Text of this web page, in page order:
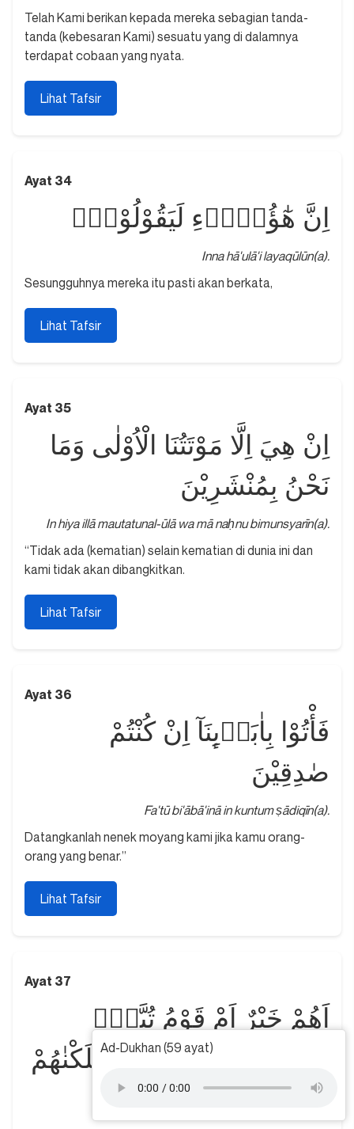
Telah Kami berikan kepada mereka sebagian tanda-
tanda (kebesaran Kami) sesuatu yang di dalamnya
terdapat cobaan yang nyata.
Lihat Tafsir
Ayat 34
اِنَّ هٰٓؤُلَاۤءِ لَيَقُوْلُوْنَۙ
Inna hā'ulā'i layaqūlūn(a).
Sesungguhnya mereka itu pasti akan berkata,
Lihat Tafsir
Ayat 35
اِنْ هِيَ اِلَّا مَوْتَتُنَا الْاُوْلٰى وَمَا
نَحْنُ بِمُنْشَرِيْنَ
In hiya illā mautatunal-ūlā wa mā naḥnu bimunsyarīn(a).
“Tidak ada (kematian) selain kematian di dunia ini dan
kami tidak akan dibangkitkan.
Lihat Tafsir
Ayat 36
فَأْتُوْا بِاٰبَاۤىِٕنَآ اِنْ كُنْتُمْ
صٰدِقِيْنَ
Fa'tū bi'ābā'inā in kuntum ṣādiqīn(a).
Datangkanlah nenek moyang kami jika kamu orang-
orang yang benar.”
Lihat Tafsir
Ayat 37
اَهُمْ خَيْرٌ اَمْ قَوْمُ تُبَّعٍۙ
وَّالَّذِيْنَ مِنْ قَبْلِهِمْۗ اَهْلَكْنٰهُمْ
اِنَّهُمْ كَانُوْا مُجْرِمِيْنَ
Ad-Dukhan (59 ayat)